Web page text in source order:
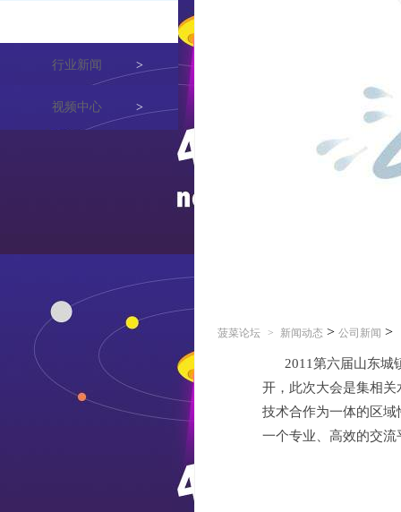
行业新闻 >
视频中心 >
菠菜论坛 > 新闻动态 > 公司新闻 >
2011第六届山东城
开，此次大会是集相
技术合作为一体的区
一个专业、高效的交流